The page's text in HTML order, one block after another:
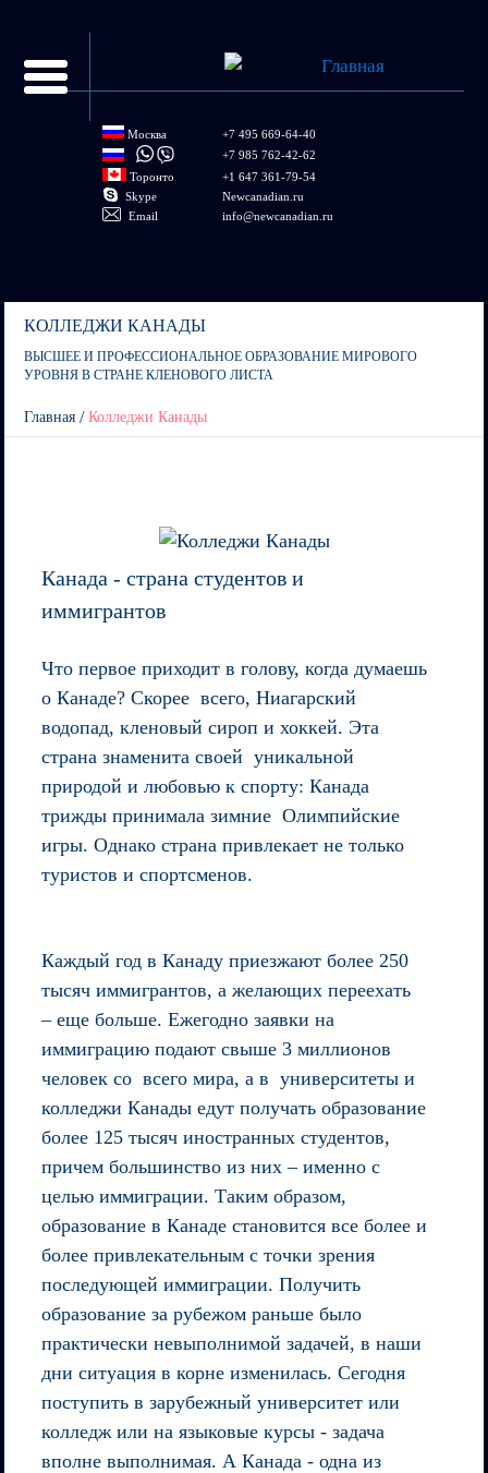
содержанию
Москва
+7 495 669-64-40
+7 985 762-42-62
Торонто
+1 647 361-79-54
Skype
Newcanadian.ru
Email
info@newcanadian.ru
КОЛЛЕДЖИ КАНАДЫ
ВЫСШЕЕ И ПРОФЕССИОНАЛЬНОЕ ОБРАЗОВАНИЕ МИРОВОГО
УРОВНЯ В СТРАНЕ КЛЕНОВОГО ЛИСТА
Главная / Колледжи Канады
Канада - страна студентов и
иммигрантов
Что первое приходит в голову, когда думаешь
о Канаде? Скорее всего, Ниагарский
водопад, кленовый сироп и хоккей. Эта
страна знаменита своей уникальной
природой и любовью к спорту: Канада
трижды принимала зимние Олимпийские
игры. Однако страна привлекает не только
туристов и спортсменов.
Каждый год в Канаду приезжают более 250
тысяч иммигрантов, а желающих переехать
– еще больше. Ежегодно заявки на
иммиграцию подают свыше 3 миллионов
человек со всего мира, а в университеты и
колледжи Канады едут получать образование
более 125 тысяч иностранных студентов,
причем большинство из них – именно с
целью иммиграции. Таким образом,
образование в Канаде становится все более и
более привлекательным с точки зрения
последующей иммиграции. Получить
образование за рубежом раньше было
практически невыполнимой задачей, в наши
дни ситуация в корне изменилась. Сегодня
поступить в зарубежный университет или
колледж или на языковые курсы - задача
вполне выполнимая. А Канада - одна из